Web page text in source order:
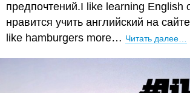
предпочтений.I like learning English
нравится учить английский на
like hamburgers more… Читать далее…